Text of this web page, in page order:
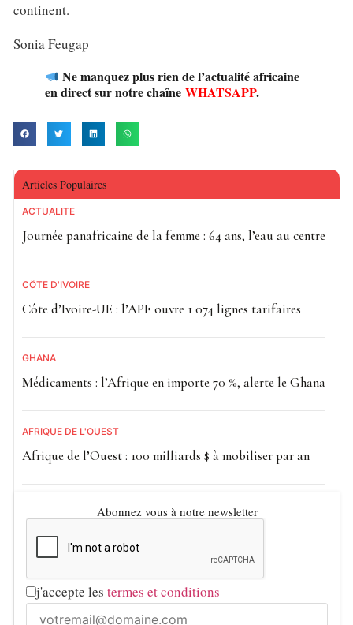
continent.
Sonia Feugap
Ne manquez plus rien de l’actualité africaine
en direct sur notre chaîne WHATSAPP.
Articles Populaires
ACTUALITE
Journée panafricaine de la femme : 64 ans, l’eau au centre
CÔTE D'IVOIRE
Côte d’Ivoire-UE : l’APE ouvre 1 074 lignes tarifaires
GHANA
Médicaments : l’Afrique en importe 70 %, alerte le Ghana
AFRIQUE DE L'OUEST
Afrique de l’Ouest : 100 milliards $ à mobiliser par an
Abonnez vous à notre newsletter
j'accepte les termes et conditions